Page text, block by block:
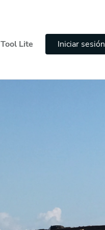
Tool Lite
Iniciar sesión